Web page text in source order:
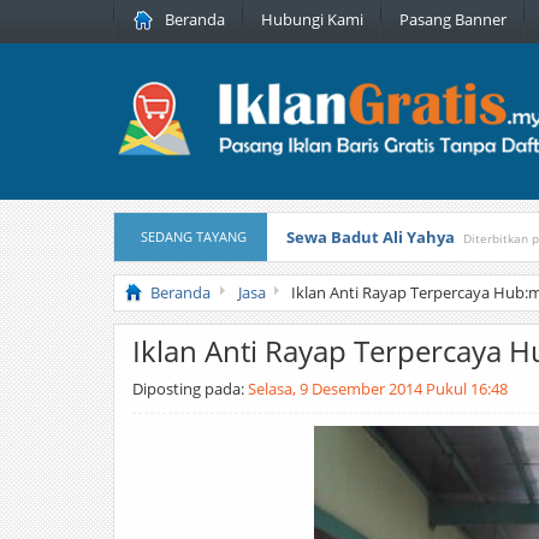
Beranda Hubungi Kami Pasang Banner
SEDANG TAYANG Sewa Badut Ali Yahya Diterbitkan
Honda Brio 1.3 E AT CBU 2012
Beranda Jasa Iklan Anti Rayap Terpercaya
Iklan Anti Rayap Terpercaya
Diposting pada:Selasa, 9 Desember 2014 Pukul 16:48